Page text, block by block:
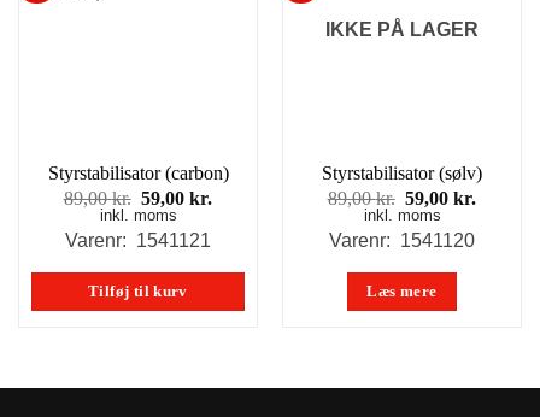
Styrstabilisator (carbon)
89,00kr. Den
oprindelige
pris
89,00 kr..
59,00kr.Den
59,00 kr..
inkl. moms
Varenr: 1541121
Tilføj til kurv
IKKE PÅ LAGER
Styrstabilisator (sølv)
89,00kr. Den
oprindelige
pris
89,00 kr..
59,00kr.Den
inkl. moms
Varenr: 1541120
Læs mere